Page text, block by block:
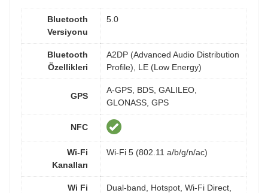
Bluetooth
Versiyonu
5.0
Bluetooth
Özellikleri
A2DP (Advanced Audio Distribution
Profile), LE (Low Energy)
GPS
A-GPS, BDS, GALILEO,
GLONASS, GPS
NFC
Wi-Fi
Kanalları
Wi-Fi 5 (802.11 a/b/g/n/ac)
Wi Fi
Dual-band, Hotspot, Wi-Fi Direct,